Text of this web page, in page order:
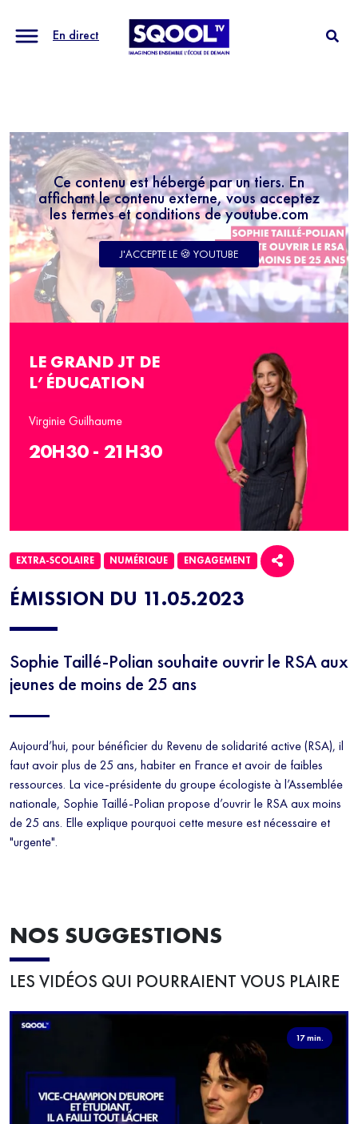
En direct
Ce contenu est hébergé par un tiers. En
affichant le contenu externe, vous acceptez
les termes et conditions de youtube.com
J'ACCEPTE LE 🍪 YOUTUBE
ÉMISSION DU 11.05.2023
Sophie Taillé-Polian souhaite ouvrir le RSA aux
jeunes de moins de 25 ans
Aujourd’hui, pour bénéficier du Revenu de solidarité active (RSA), il
faut avoir plus de 25 ans, habiter en France et avoir de faibles
ressources. La vice-présidente du groupe écologiste à l’Assemblée
nationale, Sophie Taillé-Polian propose d’ouvrir le RSA aux moins
de 25 ans. Elle explique pourquoi cette mesure est nécessaire et
"urgente".
EXTRA-SCOLAIRE NUMÉRIQUE ENGAGEMENT
LE GRAND JT DE
L’ÉDUCATION
Virginie Guilhaume
20H30 - 21H30
NOS SUGGESTIONS
LES VIDÉOS QUI POURRAIENT VOUS PLAIRE
17 min.